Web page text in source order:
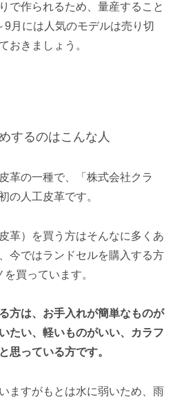
で作られるため、量産すること
月には人気のモデルは売り切
おきましょう。
するのはこんな人
革の一種で、「株式会社クラ
の人工皮革です。
革）を買う方はそんなに多くあ
今ではランドセルを購入する方
買っています。
方は、お手入れが簡単なものが
たい、軽いものがいい、カラフ
思っている方です。
ますがもとは水に弱いため、雨